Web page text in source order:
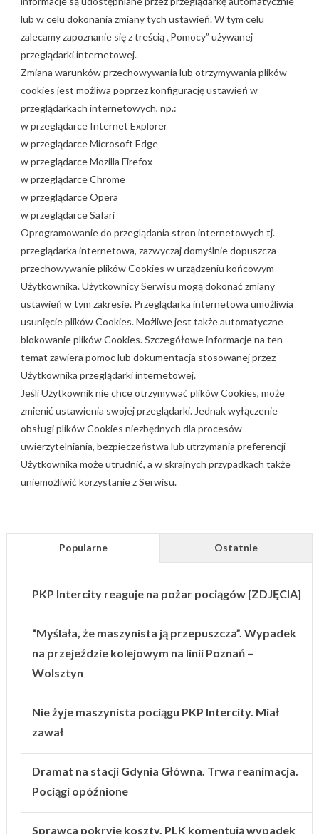
lub w celu dokonania zmiany tych ustawień. W tym celu
zalecamy zapoznanie się z treścią „Pomocy” używanej
przeglądarki internetowej.
Zmiana warunków przechowywania lub otrzymywania plików
cookies jest możliwa poprzez konfigurację ustawień w
przeglądarkach internetowych, np.:
w przeglądarce Internet Explorer
w przeglądarce Microsoft Edge
w przeglądarce Mozilla Firefox
w przeglądarce Chrome
w przeglądarce Opera
w przeglądarce Safari
Oprogramowanie do przeglądania stron internetowych tj.
przeglądarka internetowa, zazwyczaj domyślnie dopuszcza
przechowywanie plików Cookies w urządzeniu końcowym
Użytkownika. Użytkownicy Serwisu mogą dokonać zmiany
ustawień w tym zakresie. Przeglądarka internetowa umożliwia
usunięcie plików Cookies. Możliwe jest także automatyczne
blokowanie plików Cookies. Szczegółowe informacje na ten
temat zawiera pomoc lub dokumentacja stosowanej przez
Użytkownika przeglądarki internetowej.
Jeśli Użytkownik nie chce otrzymywać plików Cookies, może
zmienić ustawienia swojej przeglądarki. Jednak wyłączenie
obsługi plików Cookies niezbędnych dla procesów
uwierzytelniania, bezpieczeństwa lub utrzymania preferencji
Użytkownika może utrudnić, a w skrajnych przypadkach także
uniemożliwić korzystanie z Serwisu.
Popularne Ostatnie
PKP Intercity reaguje na pożar pociągów [ZDJĘCIA]
“Myślała, że maszynista ją przepuszcza”. Wypadek
na przejeździe kolejowym na linii Poznań –
Wolsztyn
Nie żyje maszynista pociągu PKP Intercity. Miał
zawał
Dramat na stacji Gdynia Główna. Trwa reanimacja.
Pociągi opóźnione
Sprawca pokryje koszty. PLK komentują wypadek